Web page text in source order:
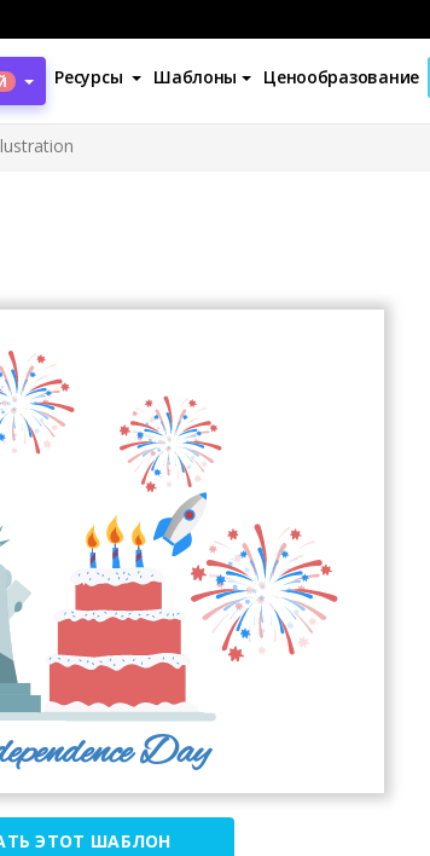
Ресурсы Шаблоны Ценообразование
ЭТОТ ШАБЛОН